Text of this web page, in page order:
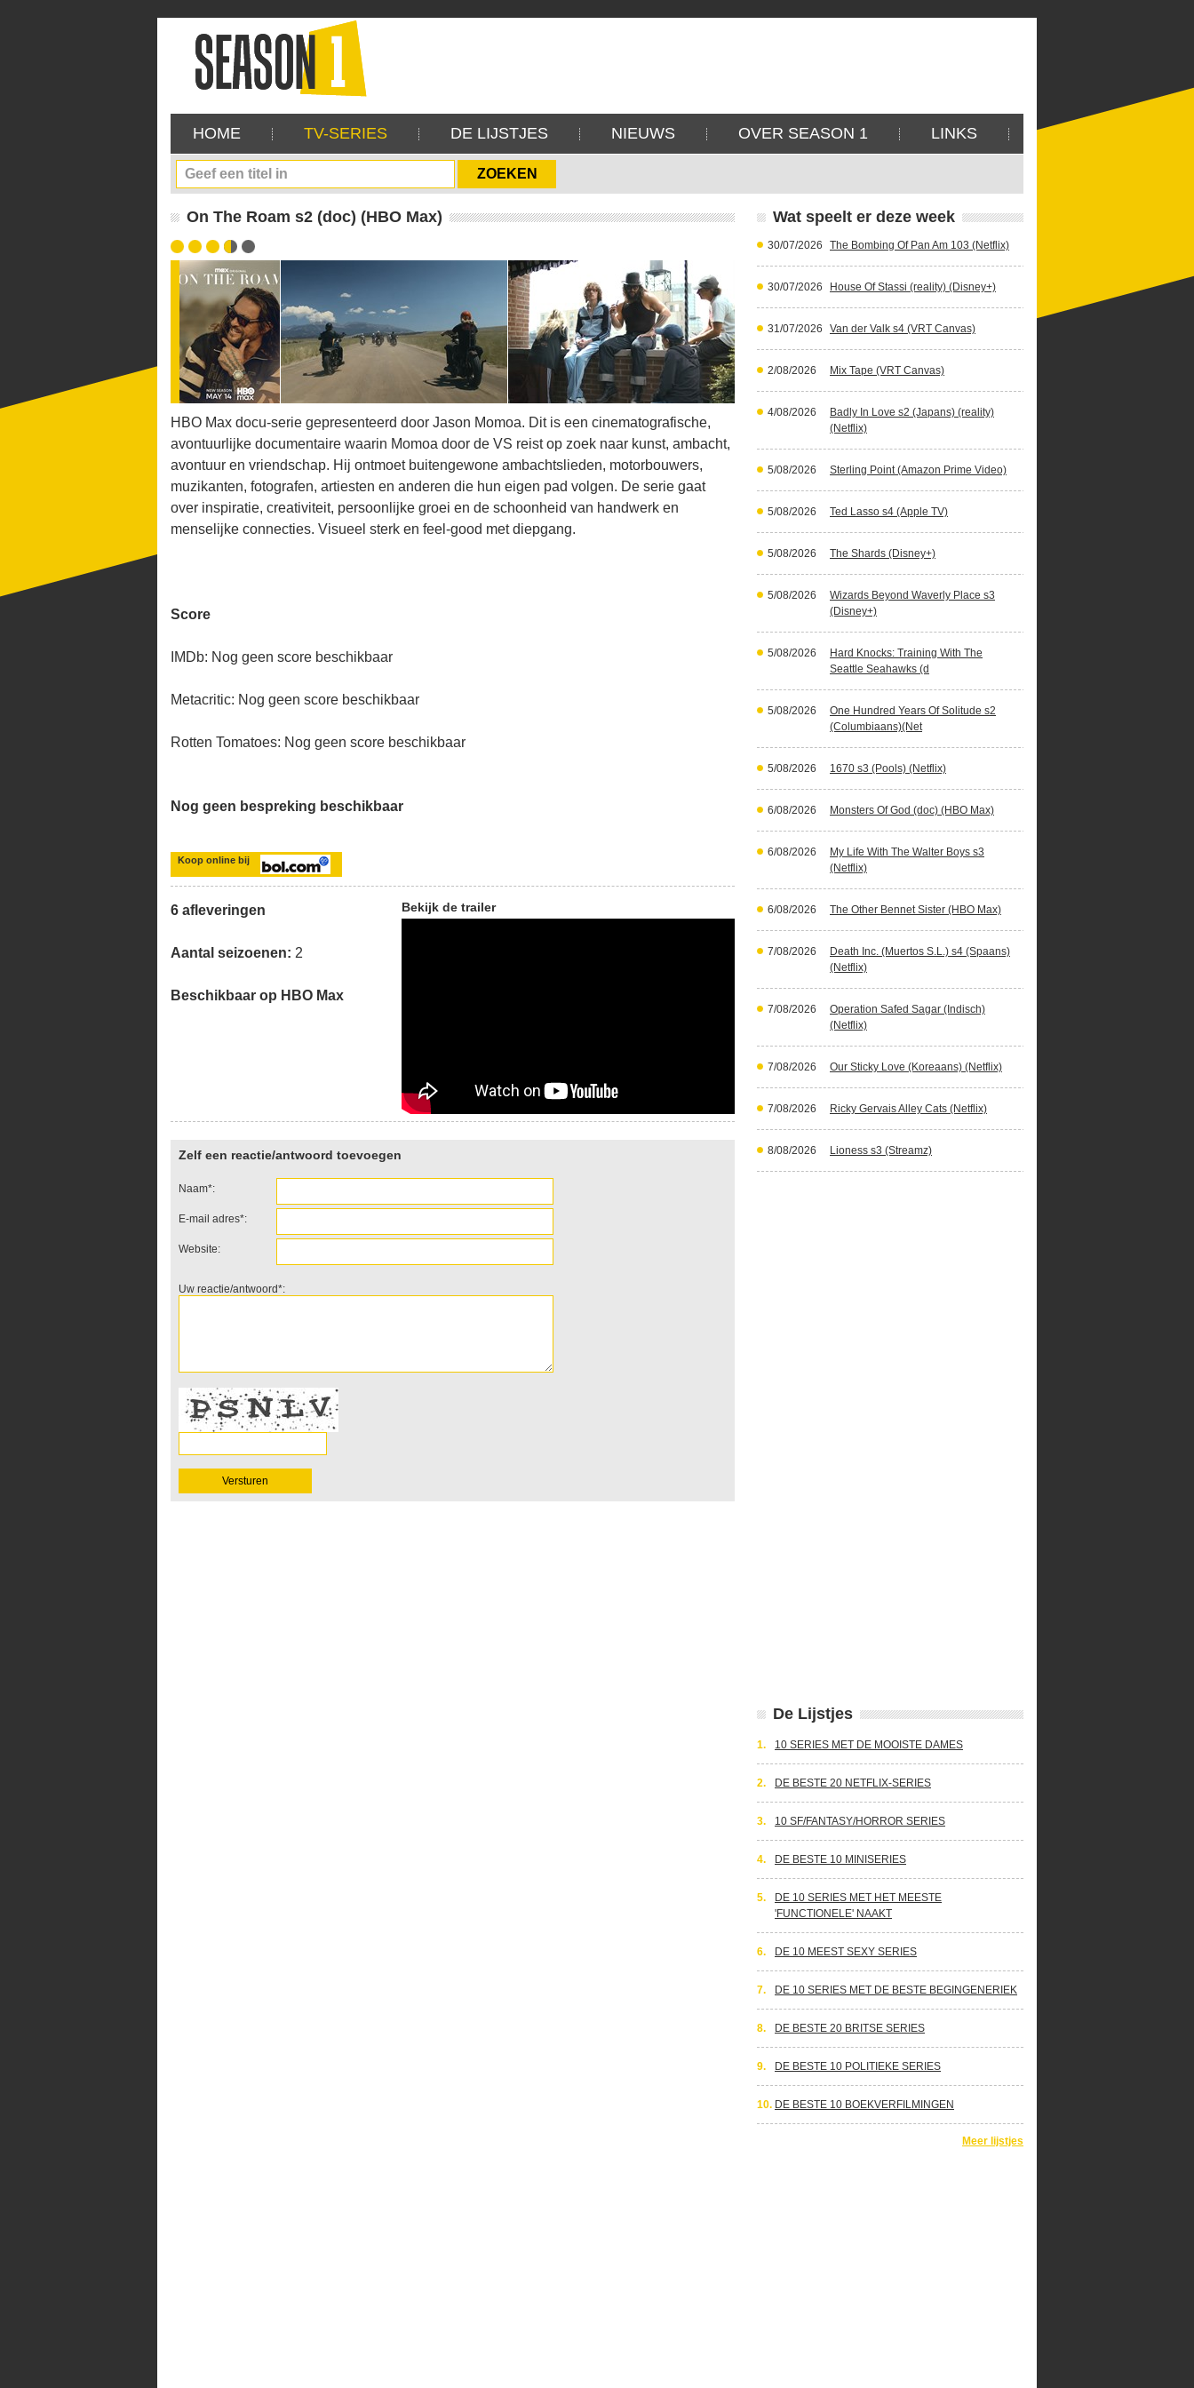
HOME TV-SERIES DE LIJSTJES NIEUWS OVER SEASON 1 LINKS
On The Roam s2 (doc) (HBO Max)
HBO Max docu-serie gepresenteerd door Jason Momoa. Dit is een cinematografische,
avontuurlijke documentaire waarin Momoa door de VS reist op zoek naar kunst, ambacht,
avontuur en vriendschap. Hij ontmoet buitengewone ambachtslieden, motorbouwers,
muzikanten, fotografen, artiesten en anderen die hun eigen pad volgen. De serie gaat
over inspiratie, creativiteit, persoonlijke groei en de schoonheid van handwerk en
menselijke connecties. Visueel sterk en feel-good met diepgang.
Score
IMDb: Nog geen score beschikbaar
Metacritic: Nog geen score beschikbaar
Rotten Tomatoes: Nog geen score beschikbaar
Nog geen bespreking beschikbaar
Koop online bij
6 afleveringen
Aantal seizoenen: 2
Beschikbaar op HBO Max
Bekijk de trailer
Zelf een reactie/antwoord toevoegen
Naam*:
E-mail adres*:
Website:
Uw reactie/antwoord*:
Wat speelt er deze week
30/07/2026 The Bombing Of Pan Am 103 (Netflix)
30/07/2026 House Of Stassi (reality) (Disney+)
31/07/2026 Van der Valk s4 (VRT Canvas)
2/08/2026 Mix Tape (VRT Canvas)
4/08/2026
Badly In Love s2 (Japans) (reality)
(Netflix)
5/08/2026 Sterling Point (Amazon Prime Video)
5/08/2026 Ted Lasso s4 (Apple TV)
5/08/2026 The Shards (Disney+)
5/08/2026
Wizards Beyond Waverly Place s3
(Disney+)
5/08/2026
Hard Knocks: Training With The
Seattle Seahawks (d
5/08/2026
One Hundred Years Of Solitude s2
(Columbiaans)(Net
5/08/2026 1670 s3 (Pools) (Netflix)
6/08/2026 Monsters Of God (doc) (HBO Max)
6/08/2026
My Life With The Walter Boys s3
(Netflix)
6/08/2026 The Other Bennet Sister (HBO Max)
7/08/2026
Death Inc. (Muertos S.L.) s4 (Spaans)
(Netflix)
7/08/2026
Operation Safed Sagar (Indisch)
(Netflix)
7/08/2026 Our Sticky Love (Koreaans) (Netflix)
7/08/2026 Ricky Gervais Alley Cats (Netflix)
8/08/2026 Lioness s3 (Streamz)
De Lijstjes
1. 10 SERIES MET DE MOOISTE DAMES
2. DE BESTE 20 NETFLIX-SERIES
3. 10 SF/FANTASY/HORROR SERIES
4. DE BESTE 10 MINISERIES
5.
DE 10 SERIES MET HET MEESTE
'FUNCTIONELE' NAAKT
6. DE 10 MEEST SEXY SERIES
7. DE 10 SERIES MET DE BESTE BEGINGENERIEK
8. DE BESTE 20 BRITSE SERIES
9. DE BESTE 10 POLITIEKE SERIES
10. DE BESTE 10 BOEKVERFILMINGEN
Meer lijstjes